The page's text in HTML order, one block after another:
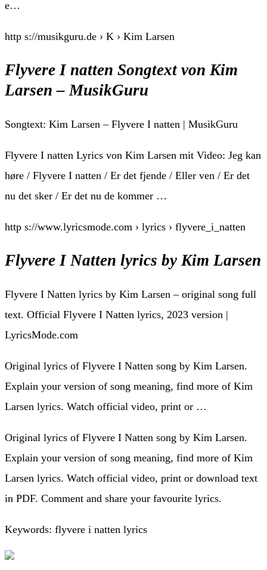
e…
http s://musikguru.de › K › Kim Larsen
Flyvere I natten Songtext von Kim
Larsen – MusikGuru
Songtext: Kim Larsen – Flyvere I natten | MusikGuru
Flyvere I natten Lyrics von Kim Larsen mit Video: Jeg kan
høre / Flyvere I natten / Er det fjende / Eller ven / Er det
nu det sker / Er det nu de kommer …
http s://www.lyricsmode.com › lyrics › flyvere_i_natten
Flyvere I Natten lyrics by Kim Larsen
Flyvere I Natten lyrics by Kim Larsen – original song full
text. Official Flyvere I Natten lyrics, 2023 version |
LyricsMode.com
Original lyrics of Flyvere I Natten song by Kim Larsen.
Explain your version of song meaning, find more of Kim
Larsen lyrics. Watch official video, print or …
Original lyrics of Flyvere I Natten song by Kim Larsen.
Explain your version of song meaning, find more of Kim
Larsen lyrics. Watch official video, print or download text
in PDF. Comment and share your favourite lyrics.
Keywords: flyvere i natten lyrics